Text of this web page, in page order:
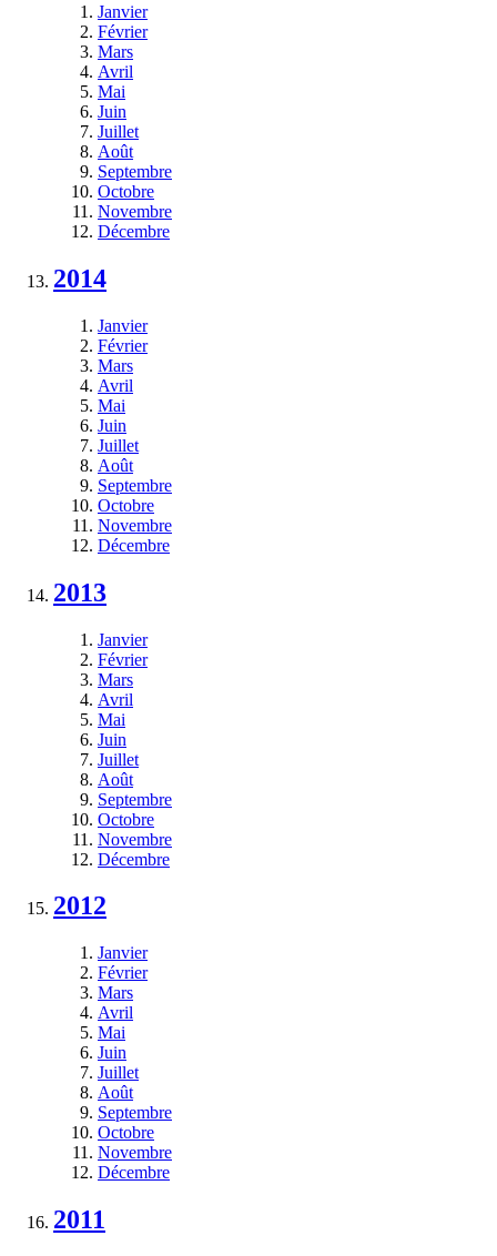
Janvier
Février
Mars
Avril
Mai
Juin
Juillet
Août
Septembre
Octobre
Novembre
Décembre
2014
Janvier
Février
Mars
Avril
Mai
Juin
Juillet
Août
Septembre
Octobre
Novembre
Décembre
2013
Janvier
Février
Mars
Avril
Mai
Juin
Juillet
Août
Septembre
Octobre
Novembre
Décembre
2012
Janvier
Février
Mars
Avril
Mai
Juin
Juillet
Août
Septembre
Octobre
Novembre
Décembre
2011